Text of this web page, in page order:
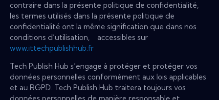
contraire dans la présente politique de confidentialité,
les termes utilisés dans la présente politique de
confidentialité ont la même signification que dans nos
conditions d’utilisation, accessibles sur
www.ittechpublishhub.fr
Tech Publish Hub s’engage à protéger et protéger vos
données personnelles conformément aux lois applicables
et au RGPD. Tech Publish Hub traitera toujours vos